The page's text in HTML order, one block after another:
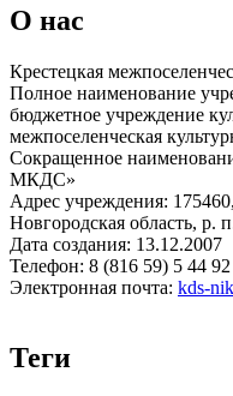
О нас
Крестецкая
Полное наименование
бюджетное учреждение
межпоселенческая
Сокращенное
МКДС»
Адрес учреждения:
Новгородская область, р.
Дата создания: 13.12.2007
Телефон: 8 (816 59) 5 44 92
Электронная почта: kds-
Теги